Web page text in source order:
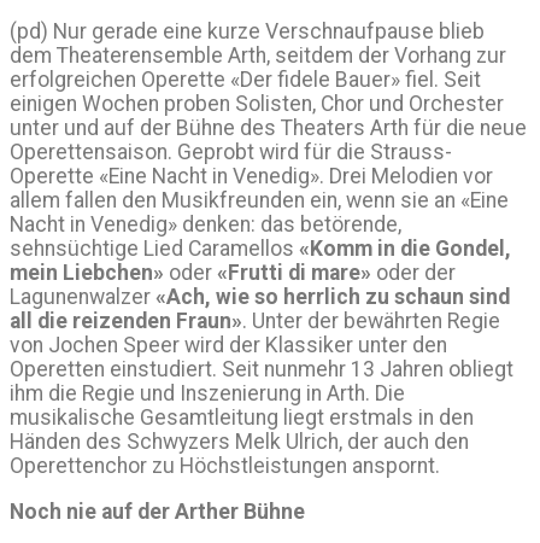
(pd) Nur gerade eine kurze Verschnaufpause blieb
dem Theaterensemble Arth, seitdem der Vorhang zur
erfolgreichen Operette «Der fidele Bauer» fiel. Seit
einigen Wochen proben Solisten, Chor und Orchester
unter und auf der Bühne des Theaters Arth für die neue
Operettensaison. Geprobt wird für die Strauss-
Operette «Eine Nacht in Venedig». Drei Melodien vor
allem fallen den Musikfreunden ein, wenn sie an «Eine
Nacht in Venedig» denken: das betörende,
sehnsüchtige Lied Caramellos «Komm in die Gondel,
mein Liebchen» oder «Frutti di mare» oder der
Lagunenwalzer «Ach, wie so herrlich zu schaun sind
all die reizenden Fraun». Unter der bewährten Regie
von Jochen Speer wird der Klassiker unter den
Operetten einstudiert. Seit nunmehr 13 Jahren obliegt
ihm die Regie und Inszenierung in Arth. Die
musikalische Gesamtleitung liegt erstmals in den
Händen des Schwyzers Melk Ulrich, der auch den
Operettenchor zu Höchstleistungen anspornt.
Noch nie auf der Arther Bühne